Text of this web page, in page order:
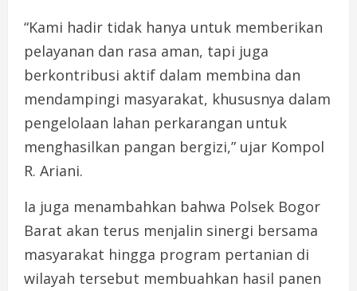
“Kami hadir tidak hanya untuk memberikan
pelayanan dan rasa aman, tapi juga
berkontribusi aktif dalam membina dan
mendampingi masyarakat, khususnya dalam
pengelolaan lahan perkarangan untuk
menghasilkan pangan bergizi,” ujar Kompol
R. Ariani.
Ia juga menambahkan bahwa Polsek Bogor
Barat akan terus menjalin sinergi bersama
masyarakat hingga program pertanian di
wilayah tersebut membuahkan hasil panen